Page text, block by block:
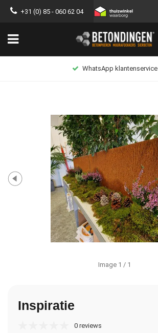
+31 (0) 85 - 060 62 04
WhatsApp klantenservice
Image 1 / 1
Inspiratie
0 reviews